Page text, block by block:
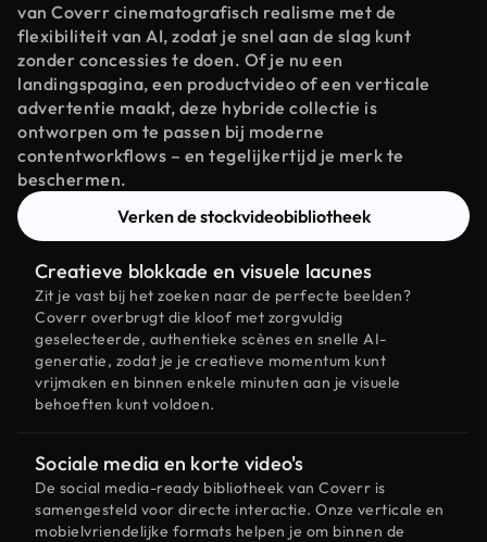
van Coverr cinematografisch realisme met de
flexibiliteit van AI, zodat je snel aan de slag kunt
zonder concessies te doen. Of je nu een
landingspagina, een productvideo of een verticale
advertentie maakt, deze hybride collectie is
ontworpen om te passen bij moderne
contentworkflows – en tegelijkertijd je merk te
beschermen.
Verken de stockvideobibliotheek
Creatieve blokkade en visuele lacunes
Zit je vast bij het zoeken naar de perfecte beelden?
Coverr overbrugt die kloof met zorgvuldig
geselecteerde, authentieke scènes en snelle AI-
generatie, zodat je je creatieve momentum kunt
vrijmaken en binnen enkele minuten aan je visuele
behoeften kunt voldoen.
Sociale media en korte video's
De social media-ready bibliotheek van Coverr is
samengesteld voor directe interactie. Onze verticale en
mobielvriendelijke formats helpen je om binnen de